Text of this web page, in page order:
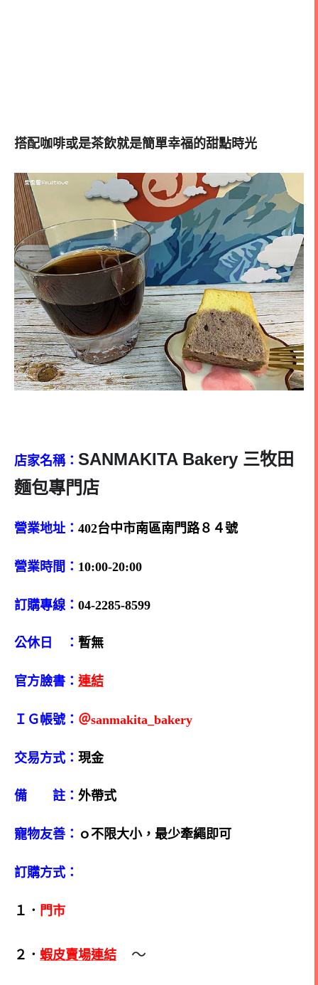
搭配咖啡或是茶飲就是簡單幸福的甜點時光
店家名稱： SANMAKITA Bakery 三牧田
麵包專門店
營業地址： 402台中市南區南門路８４號
營業時間： 10:00-20:00
訂購專線： 04-2285-8599
公休日 ： 暫無
官方臉書： 連結
ＩＧ帳號： ＠sanmakita_bakery
交易方式： 現金
備 註： 外帶式
寵物友善： ｏ不限大小，最少牽繩即可
訂購方式：
１． 門市
２． 蝦皮賣場連結 ～